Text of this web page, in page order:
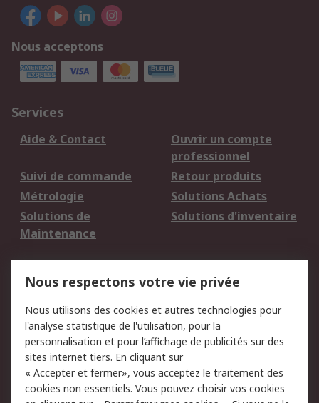
Nous acceptons
Services
Aide & Contact
Ouvrir un compte
professionnel
Suivi de commande
Retour produits
Métrologie
Solutions Achats
Solutions de
Maintenance
Solutions d'inventaire
du site
Politique de protection
des données - Mise à
jour
Sécurité des E-mails
Conditions générales
Politique anti-
Nous respectons votre vie privée
Nous utilisons des cookies et autres technologies pour
l'analyse statistique de l'utilisation, pour la
personnalisation et pour l’affichage de publicités sur des
sites internet tiers. En cliquant sur
« Accepter et fermer», vous acceptez le traitement des
cookies non essentiels. Vous pouvez choisir vos cookies